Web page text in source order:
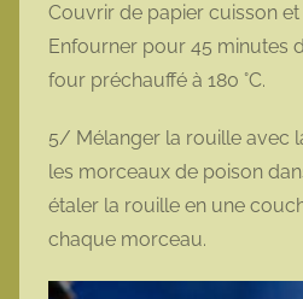
Couvrir de papier cuisson
Enfourner pour 45 minutes
four préchauffé à 180 °C.
5/ Mélanger la rouille avec
les morceaux de poison
étaler la rouille en une
chaque morceau.